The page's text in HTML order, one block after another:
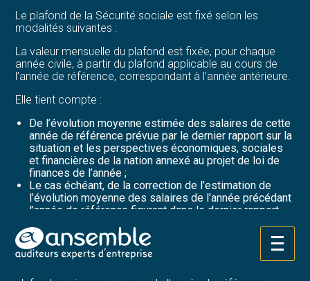
Aller
au
Le plafond de la Sécurité sociale est fixé selon les
modalités suivantes :
La valeur mensuelle du plafond est fixée, pour chaque
année civile, à partir du plafond applicable au cours de
l’année de référence, correspondant à l’année antérieure.
Elle tient compte :
De l’évolution moyenne estimée des salaires de cette
année de référence prévue par le dernier rapport sur la
situation et les perspectives économiques, sociales
et financières de la nation annexé au projet de loi de
finances de l’année ;
Le cas échéant, de la correction de l’estimation de
l’évolution moyenne des salaires de l’année précédant
l’année de référence figurant dans le dernier rapport
sociales et financières de la nation annexé au projet de
loi de finances de l’année ;